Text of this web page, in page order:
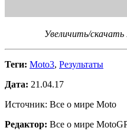
Увеличить/
Теги: Moto3, Результаты
Дата: 21.04.17
Источник: Все о мире Moto
Редактор: Все о мире